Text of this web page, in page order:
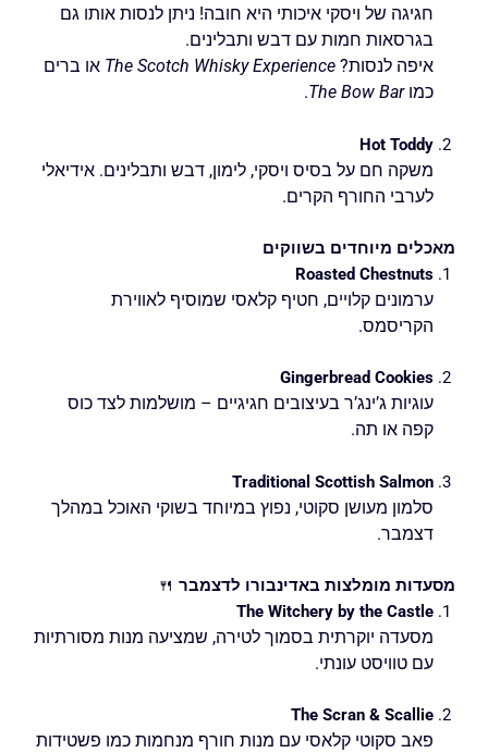
חגיגה של ויסקי איכותי היא חובה! ניתן לנסות אותו גם
בגרסאות חמות עם דבש ותבלינים.
איפה לנסות? The Scotch Whisky Experience או ברים
כמוThe Bow Bar
.
Hot Toddy
משקה חם על בסיס ויסקי, לימון, דבש ותבלינים. אידיאלי
לערבי החורף הקרים.
מאכלים מיוחדים בשווקים
Roasted Chestnuts
ערמונים קלויים, חטיף קלאסי שמוסיף לאווירת
הקריסמס.
Gingerbread Cookies
עוגיות ג’ינג’ר בעיצובים חגיגיים – מושלמות לצד כוס
קפה או תה.
Traditional Scottish Salmon
סלמון מעושן סקוטי, נפוץ במיוחד בשוקי האוכל במהלך
דצמבר.
מסעדות מומלצות באדינבורו לדצמבר 🍴
The Witchery by the Castle
מסעדה יוקרתית בסמוך לטירה, שמציעה מנות מסורתיות
עם טוויסט עונתי.
The Scran & Scallie
פאב סקוטי קלאסי עם מנות חורף מנחמות כמו פשטידות